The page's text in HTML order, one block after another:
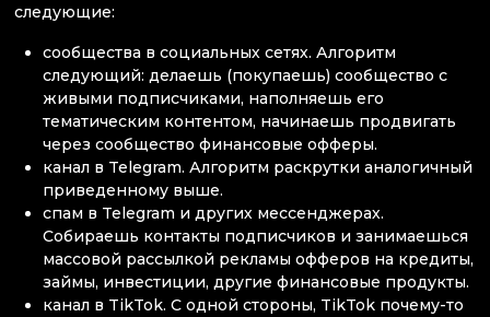
следующие:
сообщества в социальных сетях. Алгоритм
следующий: делаешь (покупаешь) сообщество с
живыми подписчиками, наполняешь его
тематическим контентом, начинаешь продвигать
через сообщество финансовые офферы.
канал в Telegram. Алгоритм раскрутки аналогичный
приведенному выше.
спам в Telegram и других мессенджерах.
Собираешь контакты подписчиков и занимаешься
массовой рассылкой рекламы офферов на кредиты,
займы, инвестиции, другие финансовые продукты.
канал в TikTok. С одной стороны, TikTok почему-то